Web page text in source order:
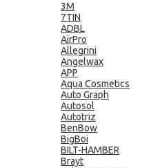
3M
7TIN
ADBL
AirPro
Allegrini
Angelwax
APP
Aqua Cosmetics
Auto Graph
Autosol
Autotriz
BenBow
BigBoi
BILT-HAMBER
Brayt